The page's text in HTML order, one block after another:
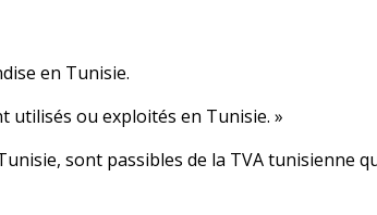
en Tunisie.
utilisés ou exploités en Tunisie. »
sont passibles de la TVA tunisienne